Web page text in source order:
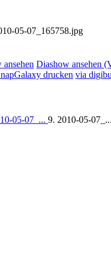
05-07_165758.jpg
Diashow ansehen
drucken via
05-07_... 9. 2010-05-07_...